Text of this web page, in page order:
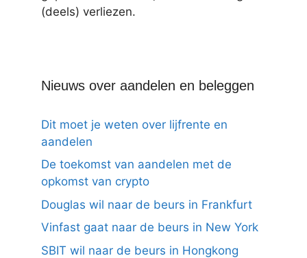
(deels) verliezen.
Nieuws over aandelen en beleggen
Dit moet je weten over lijfrente en
aandelen
De toekomst van aandelen met de
opkomst van crypto
Douglas wil naar de beurs in Frankfurt
Vinfast gaat naar de beurs in New York
SBIT wil naar de beurs in Hongkong